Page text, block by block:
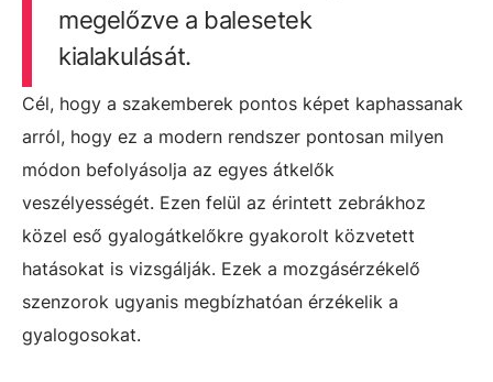
megelőzve a balesetek
kialakulását.
Cél, hogy a szakemberek pontos képet kaphassanak
arról, hogy ez a modern rendszer pontosan milyen
módon befolyásolja az egyes átkelők
veszélyességét. Ezen felül az érintett zebrákhoz
közel eső gyalogátkelőkre gyakorolt közvetett
hatásokat is vizsgálják. Ezek a mozgásérzékelő
szenzorok ugyanis megbízhatóan érzékelik a
gyalogosokat.